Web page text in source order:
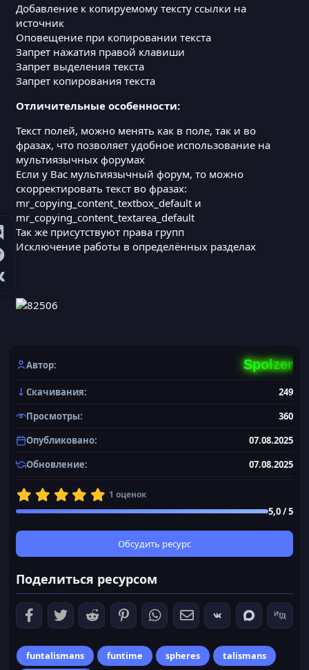
Добавление к копируемому тексту ссылки на
источник
Оповещение при копировании текста
Запрет нажатия правой клавиши
Запрет выделения текста
Запрет копирования текста
Отличительные особенности:
Текст полей, можно менять как в поле, так и во
фразах, что позволяет удобное использование на
мультиязычных форумах
Если у Вас мультиязычный форум, то можно
скорректировать текст во фразах:
mr_copying_content_textbox_default и
mr_copying_content_textarea_default
Так же присутствуют права групп
Исключение работы в определённых разделах
добавлен в будущем, пока обкатка основного
Автор Spolzer
Скачивания
249
Просмотры
360
Опубликовано
07.08.2025
Обновление
07.08.2025
5
,
0
0
в
ё
з
д
1 оценок
5,0 / 5
Обсудить ресурс
Поделиться ресурсом
funtalismans funtime spheres
talismans